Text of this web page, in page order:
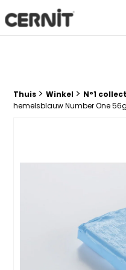
Cernit Une qualité haut de
Breadcrumb trail:
Thuis > Winkel > N°1
hemelsblauw Number One 56g